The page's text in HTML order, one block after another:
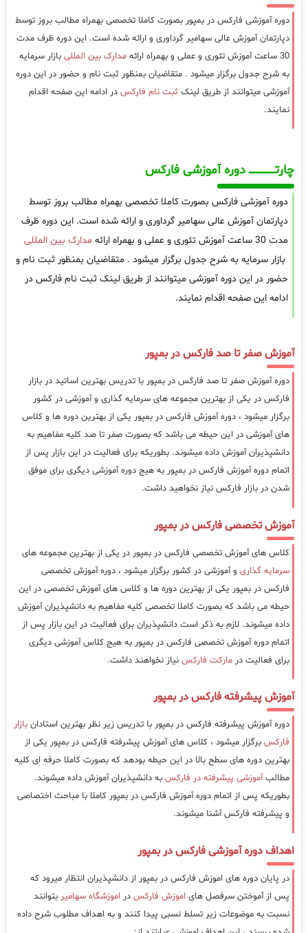
دوره آموزشی فارکس در بمپور بصورت کاملا تخصصی بهمراه مطالب بروز توسط
دپارتمان آموزش عالی سهامیر گرداوری و ارائه شده است. این دوره ظرف مدت
30 ساعت آموزش تئوری و عملی و بهمراه ارائه
مدارک بین المللی بازار سرمایه
به شرح جدول برگزار میشود . متقاضیان بمنظور ثبت نام و حضور در این دوره
آموزشی میتوانند از طریق لینک ثبت نام فارکس در ادامه این صفحه اقدام
نمایند.
چارتـــــــــــــــــــ دوره آموزشی فارکس
دوره آموزشی فارکس بصورت کاملا تخصصی بهمراه مطالب بروز توسط
دپارتمان آموزش عالی سهامیر گرداوری و ارائه شده است. این دوره ظرف
مدت 30 ساعت آموزش تئوری و عملی و بهمراه ارائه
مدارک بین المللی
بازار سرمایه به شرح جدول برگزار میشود . متقاضیان بمنظور ثبت نام و
حضور در این دوره آموزشی میتوانند از طریق لینک ثبت نام فارکس در
ادامه این صفحه اقدام نمایند.
آموزش صفر تا صد فارکس در بمپور
دوره آموزش صفر تا صد فارکس در بمپور با تدریس بهترین اساتید در بازار
فارکس در یکی از بهترین مجموعه های سرمایه گذاری و آموزشی در کشور
برگزار میشود ، دوره آموزش فارکس در بمپور یکی از بهترین دوره ها و کلاس
های آموزشی در این حیطه می باشد که بصورت صفر تا صد کلیه مفاهیم به
دانشپذیران آموزش داده میشوند. بطوریکه برای فعالیت در این بازار پس از
اتمام دوره آموزش فارکس در بمپور به هیج دوره آموزشی دیگری برای موفق
شدن در بازار فارکس نیاز نخواهید داشت.
آموزش تخصصی فارکس در بمپور
کلاس های آموزش تخصصی فارکس در بمپور در یکی از بهترین مجموعه های
سرمایه گذاری و آموزشی در کشور برگزار میشود ، دوره آموزش تخصصی
فارکس در بمپور یکی از بهترین دوره ها و کلاس های آموزش تخصصی در این
حیطه می باشد که بصورت کاملا تخصصی کلیه مفاهیم به دانشپذیران آموزش
داده میشوند. لازم به ذکر است دانشپذیران برای فعالیت در این بازار پس از
اتمام دوره آموزش تخصصی فارکس در بمپور به هیج کلاس آموزشی دیگری
برای فعالیت در مارکت فارکس نیاز نخواهند داشت.
آموزش پیشرفته فارکس در بمپور
دوره آموزش پیشرفته فارکس در بمپور با تدریس زیر نظر بهترین استادان بازار
فارکس برگزار میشود ، کلاس های آموزش پیشرفته فارکس در بمپور یکی از
بهترین دوره های سطح بالا در این حیطه بودهد که بصورت کاملا حرفه ای کلیه
مطالبآموزشی پیشرفته در فارکس به دانشپذیران آموزش داده میشوند.
بطوریکه پس از اتمام دوره آموزش فارکس در بمپور کاملا با مباحث اختصاصی
و پیشرفته فارکس آشنا میشوند.
اهداف دوره آموزشی فارکس در بمپور
در پایان دوره های اموزش فارکس در بمپور از دانشپذیران انتظار میرود که
پس از آموختن سرفصل های اموزش فارکس در اموزشگاه سهامیر بتوانند
نسبت به موضوعات زیر تسلط نسبی پیدا کنند و به اهداف مطلوب شرح داده